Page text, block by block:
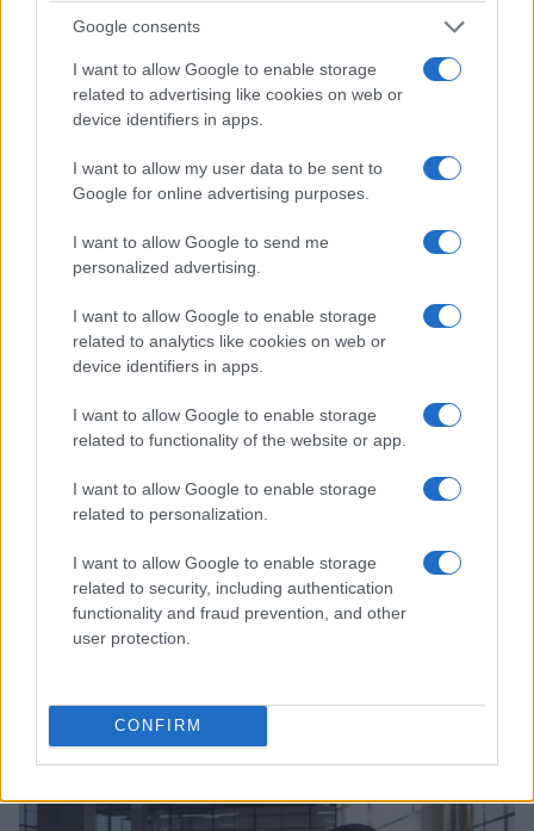
Google consents
I want to allow Google to enable storage
related to advertising like cookies on web or
device identifiers in apps.
I want to allow my user data to be sent to
Google for online advertising purposes.
I want to allow Google to send me
personalized advertising.
I want to allow Google to enable storage
related to analytics like cookies on web or
device identifiers in apps.
I want to allow Google to enable storage
related to functionality of the website or app.
I want to allow Google to enable storage
related to personalization.
I want to allow Google to enable storage
related to security, including authentication
functionality and fraud prevention, and other
user protection.
CONFIRM
Francia se convierte en el epicentro de los robos violentos de
Diego Martín · 9 Ago 2026
Jorge Messi fallece a los 68 años: El pilar fundamental de
Lionel Messi
CRIPTOMONEDAS